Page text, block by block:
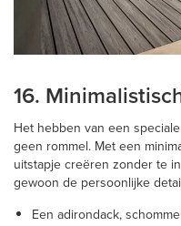
16.
Het hebben van een
geen rommel. Met een
uitstapje creëren zonder te
gewoon de persoonlijke
Een adirondack,